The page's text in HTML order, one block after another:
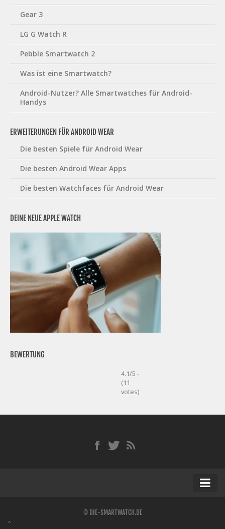
Gear 3
LG G Watch R
Pebble Smartwatch 2
Was ist eine Smartwatch?
Android-Nutzer? Alle Smartwatches für Android-
Handys
ERWEITERUNGEN FÜR ANDROID WEAR
Die besten Spiele für Android Wear
Die besten Android Wear Apps
Die besten Watchfaces für Android Wear
DEINE NEUE APPLE WATCH
BEWERTUNG
4.1/5 -
(11
votes)
© DIE-SMARTWATCH.DE